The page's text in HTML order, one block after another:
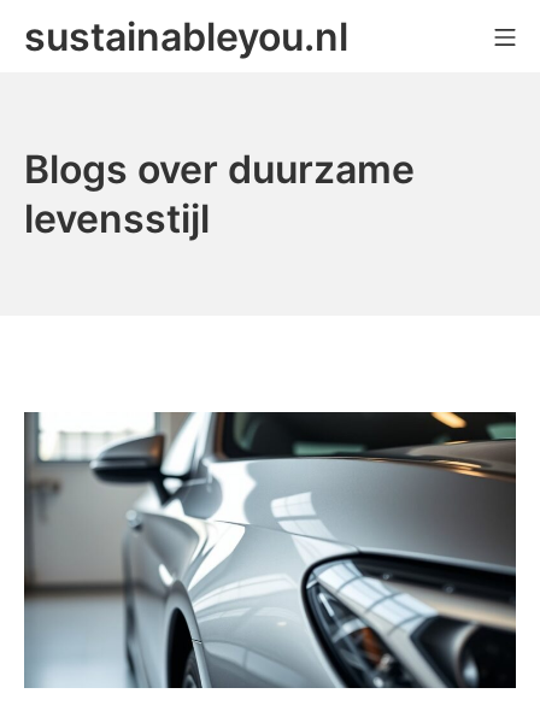
naarsustainableyou.nl
Blogs over duurzame
levensstijl